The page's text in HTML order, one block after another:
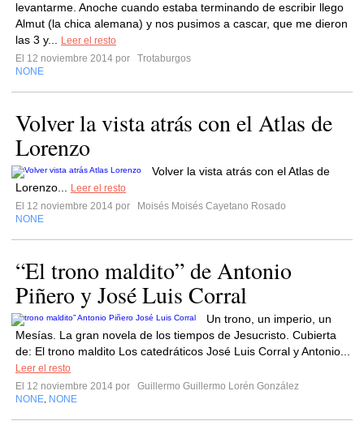
levantarme. Anoche cuando estaba terminando de escribir llego
Almut (la chica alemana) y nos pusimos a cascar, que me dieron
las 3 y...
Leer el resto
El 12 noviembre 2014 por
Trotaburgos
NONE
Volver la vista atrás con el Atlas de
Lorenzo
Volver la vista atrás con el Atlas de
Lorenzo...
Leer el resto
El 12 noviembre 2014 por
Moisés Moisés Cayetano Rosado
NONE
“El trono maldito” de Antonio
Piñero y José Luis Corral
Un trono, un imperio, un
Mesías. La gran novela de los tiempos de Jesucristo. Cubierta
de: El trono maldito Los catedráticos José Luis Corral y Antonio...
Leer el resto
El 12 noviembre 2014 por
Guillermo Guillermo Lorén González
NONE NONE